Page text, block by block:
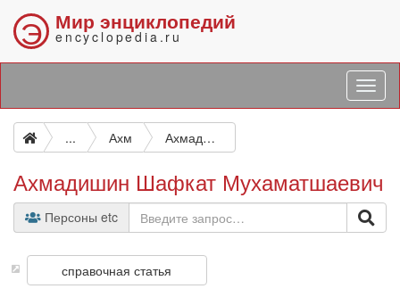
Э Мир энциклопедий
encyclopedia.ru
... Ахм Ахмадишин Шафкат Мухаматшаевич
Ахмадишин Шафкат Мухаматшаевич
Персоны etc
справочная статья